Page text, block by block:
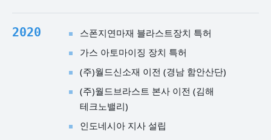
2020
스폰지연마재 블라스트장치 특허
가스 아토마이징 장치 특허
(주)월드신소재 이전 (경남 함안산단)
(주)월드브라스트 본사 이전 (김해
테크노밸리)
인도네시아 지사 설립